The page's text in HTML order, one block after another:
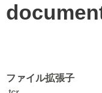
ファイル拡張子